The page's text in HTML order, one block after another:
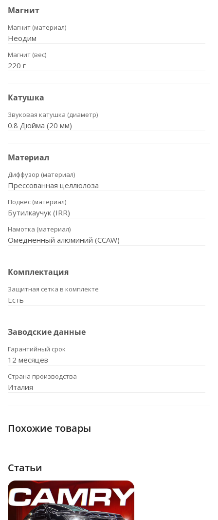
Магнит
Магнит (материал)
Неодим
Магнит (вес)
220 г
Катушка
Звуковая катушка (диаметр)
0.8 Дюйма (20 мм)
Материал
Диффузор (материал)
Прессованная целлюлоза
Подвес (материал)
Бутилкаучук (IRR)
Намотка (материал)
Омедненный алюминий (CCAW)
Комплектация
Защитная сетка в комплекте
Есть
Заводские данные
Гарантийный срок
12 месяцев
Страна производства
Италия
Похожие товары
Статьи